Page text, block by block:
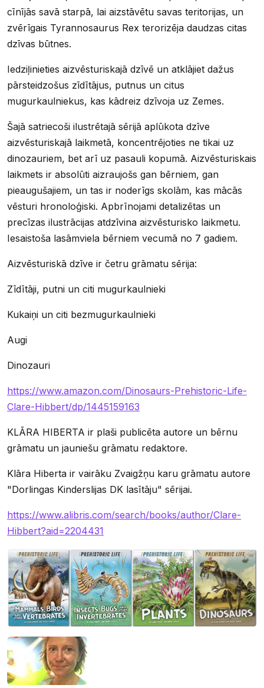
cīnījās savā starpā, lai aizstāvētu savas teritorijas, un
zvērīgais Tyrannosaurus Rex terorizēja daudzas citas
dzīvas būtnes.
Iedziļinieties aizvēsturiskajā dzīvē un atklājiet dažus
pārsteidzošus zīdītājus, putnus un citus
mugurkaulniekus, kas kādreiz dzīvoja uz Zemes.
Šajā satriecoši ilustrētajā sērijā aplūkota dzīve
aizvēsturiskajā laikmetā, koncentrējoties ne tikai uz
dinozauriem, bet arī uz pasauli kopumā. Aizvēsturiskais
laikmets ir absolūti aizraujošs gan bērniem, gan
pieaugušajiem, un tas ir noderīgs skolām, kas mācās
vēsturi hronoloģiski. Apbrīnojami detalizētas un
precīzas ilustrācijas atdzīvina aizvēsturisko laikmetu.
Iesaistoša lasāmviela bērniem vecumā no 7 gadiem.
Aizvēsturiskā dzīve ir četru grāmatu sērija:
Zīdītāji, putni un citi mugurkaulnieki
Kukaiņi un citi bezmugurkaulnieki
Augi
Dinozauri
https://www.amazon.com/Dinosaurs-Prehistoric-Life-
Clare-Hibbert/dp/1445159163
KLĀRA HIBERTA ir plaši publicēta autore un bērnu
grāmatu un jauniešu grāmatu redaktore.
Klāra Hiberta ir vairāku Zvaigžņu karu grāmatu autore
"Dorlingas Kinderslijas DK lasītāju" sērijai.
https://www.alibris.com/search/books/author/Clare-
Hibbert?aid=2204431